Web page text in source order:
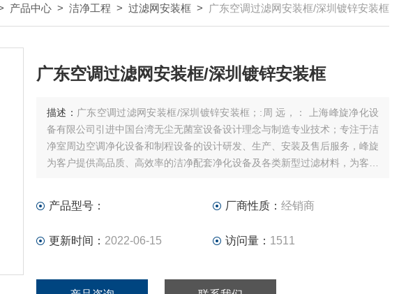
产品中心 > 洁净工程 > 过滤网安装框 > 广东空调过滤网安装框/深圳镀锌安装框
广东空调过滤网安装框/深圳镀锌安装框
描述： 广东空调过滤网安装框/深圳镀锌安装框；:周 远，： 上海峰旋净化设
备有限公司引进中国台湾无尘无菌室设备设计理念与制造专业技术；专注于洁
净室周边空调净化设备和制程设备的设计研发、生产、安装及售后服务，峰旋
为客户提供高品质、高效率的洁净配套净化设备及各类新型过滤材料，为客户
产品型号： 厂商性质： 经销商
更新时间： 2022-06-15 访问量： 1511